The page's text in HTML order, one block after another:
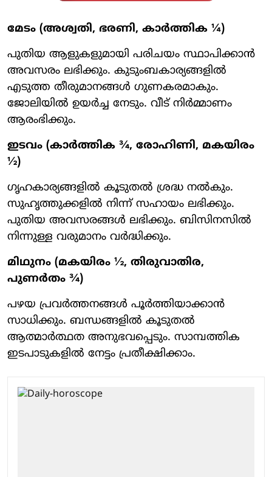
മേടം (അശ്വതി, ഭരണി, കാർത്തിക ¼)
പുതിയ ആളുകളുമായി പരിചയം സ്ഥാപിക്കാൻ
അവസരം ലഭിക്കും. കുടുംബകാര്യങ്ങളിൽ
എടുത്ത തീരുമാനങ്ങൾ ഗുണകരമാകും.
ജോലിയിൽ ഉയർച്ച നേടും. വീട് നിർമ്മാണം
ആരംഭിക്കും.
ഇടവം (കാർത്തിക ¾, രോഹിണി, മകയിരം
½)
ഗൃഹകാര്യങ്ങളിൽ കൂടുതൽ ശ്രദ്ധ നൽകും.
സുഹൃത്തുക്കളിൽ നിന്ന് സഹായം ലഭിക്കും.
പുതിയ അവസരങ്ങൾ ലഭിക്കും. ബിസിനസിൽ
നിന്നുള്ള വരുമാനം വർദ്ധിക്കും.
മിഥുനം (മകയിരം ½, തിരുവാതിര,
പുണർതം ¾)
പഴയ പ്രവർത്തനങ്ങൾ പൂർത്തിയാക്കാൻ
സാധിക്കും. ബന്ധങ്ങളിൽ കൂടുതൽ
ആത്മാർത്ഥത അനുഭവപ്പെടും. സാമ്പത്തിക
ഇടപാടുകളിൽ നേട്ടം പ്രതീക്ഷിക്കാം.